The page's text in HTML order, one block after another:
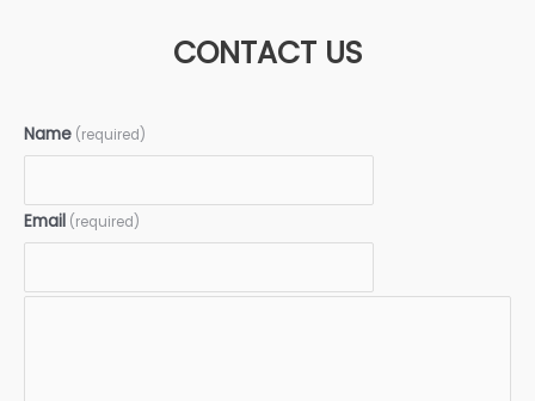
CONTACT US
Name (required)
Email (required)